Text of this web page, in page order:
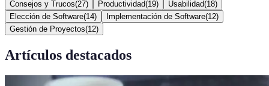
Consejos y Trucos(27) Productividad(19) Usabilidad(18)
Elección de Software(14) Implementación de Software(12)
Gestión de Proyectos(12)
Artículos destacados